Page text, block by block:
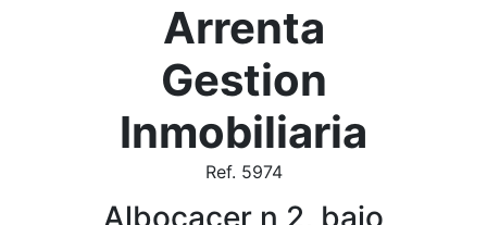
Arrenta
Gestion
Inmobiliaria
Ref. 5974
Albocacer n 2, bajo